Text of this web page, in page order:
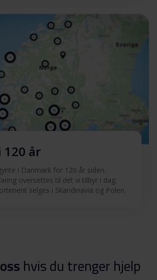
120 år
i Danmark for 120 år siden.
oversettes til det vi tilbyr i dag.
selges i Skandinavia og Polen.
hvis du trenger hjelp